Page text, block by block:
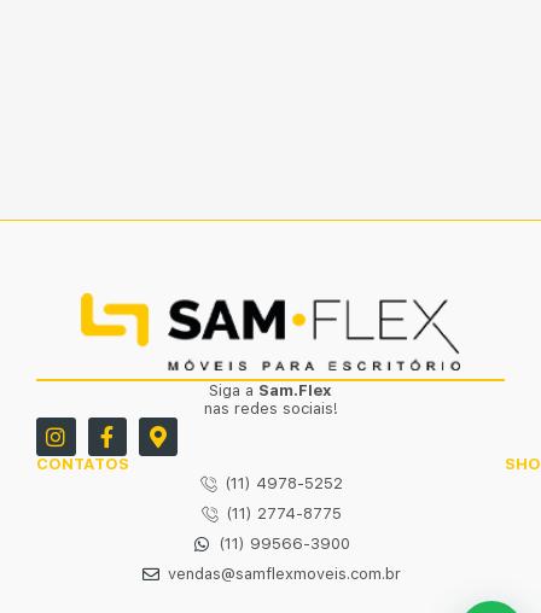
Siga a Sam.Flex
nas redes sociais!
CONTATOS
(11) 4978-5252
(11) 2774-8775
(11) 99566-3900
vendas@samflexmoveis.com.br